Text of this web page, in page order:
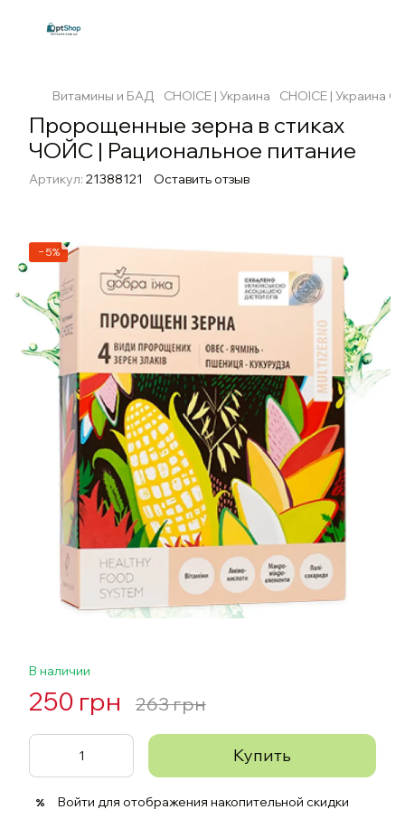
Витамины и БАД CHOICE | Украина CHOICE | Украина
Пророщенные зерна в стиках
ЧОЙС | Рациональное питание
Артикул: 21388121 Оставить отзыв
−5%
В наличии
250 грн 263 грн
Купить
% Войти для отображения накопительной скидки